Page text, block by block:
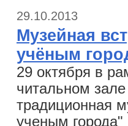
29.10.2013
Музейная
учёным
29 октября в
читальном
традиционная
ученым города"